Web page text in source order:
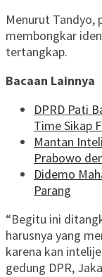
Menurut Tandyo,
membongkar
tertangkap.
Bacaan Lainnya
DPRD Pati
Time Sikap
Mantan
Prabowo
Didemo
Parang
“Begitu ini
harusnya yang
karena kan
gedung DPR,